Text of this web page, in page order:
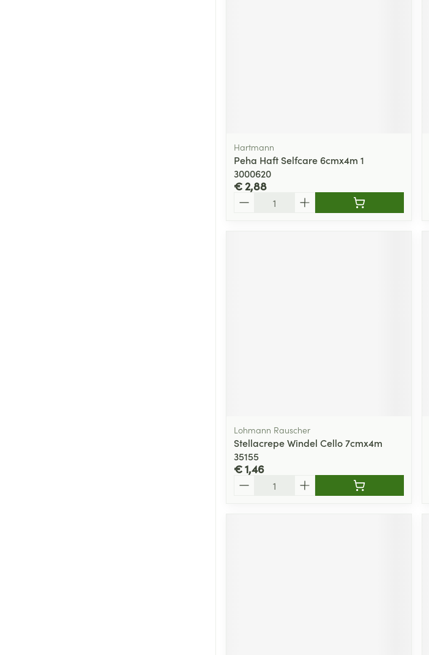
Hartmann
Peha Haft Selfcare 6cmx4m 1
3000620
€ 2,88
Lohmann Rauscher
Stellacrepe Windel Cello 7cmx4m
35155
€ 1,46